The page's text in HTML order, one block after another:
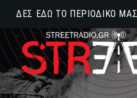
ΔΕΣ ΕΔΩ ΤΟ ΠΕΡΙΟΔΙΚΟ